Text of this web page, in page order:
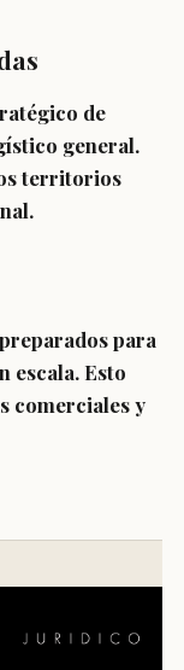
de
general.
territorios
para
escala. Esto
comerciales y